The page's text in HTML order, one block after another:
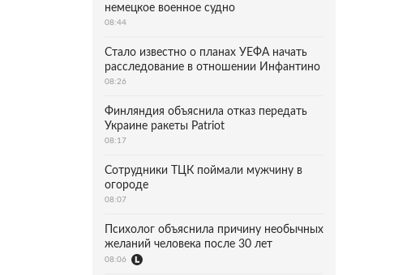
немецкое военное судно
08:44
Стало известно о планах УЕФА начать
расследование в отношении Инфантино
08:26
Финляндия объяснила отказ передать
Украине ракеты Patriot
08:17
Сотрудники ТЦК поймали мужчину в
огороде
08:07
Психолог объяснила причину необычных
желаний человека после 30 лет
08:06